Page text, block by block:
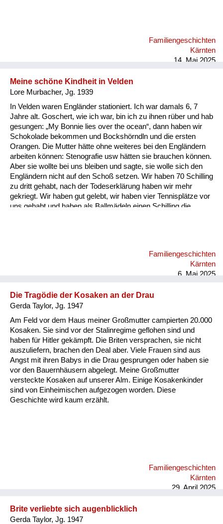
Familiengeschichten
Kärnten
14. Mai 2025
Meine schöne Kindheit in Velden
Lore Murbacher, Jg. 1939
In Velden waren Engländer stationiert. Ich war damals 6, 7
Jahre alt. Goschert, wie ich war, bin ich zu ihnen rüber und hab
gesungen: „My Bonnie lies over the ocean“, dann haben wir
Schokolade bekommen und Bockshörndln und die ersten
Orangen. Die Mutter hätte ohne weiteres bei den Engländern
arbeiten können: Stenografie usw hätten sie brauchen können.
Aber sie wollte bei uns bleiben und sagte, sie wolle sich den
Engländern nicht auf den Schoß setzen. Wir haben 70 Schilling
zu dritt gehabt, nach der Todeserklärung haben wir mehr
gekriegt. Wir haben gut gelebt, wir haben vier Tennisplätze vor
uns gehabt und haben als Ballmädeln einen Schilling die
ein freies Leben damals in Velden. An den Vater haben wir nur
Familiengeschichten
Kärnten
6. Mai 2025
Die Tragödie der Kosaken an der Drau
Gerda Taylor, Jg. 1947
Am Feld vor dem Haus meiner Großmutter campierten 20.000
Kosaken. Sie sind vor der Stalinregime geflohen sind und
haben für Hitler gekämpft. Die Briten versprachen, sie nicht
auszuliefern, brachen den Deal aber. Viele Frauen sind aus
Angst mit ihren Babys in die Drau gesprungen oder haben sie
vor den Bauernhäusern abgelegt. Meine Großmutter
versteckte Kosaken auf unserer Alm. Einige Kosakenkinder
sind von Einheimischen aufgezogen worden. Diese
Geschichte wird kaum erzählt.
Familiengeschichten
Kärnten
29. April 2025
Brite verliebte sich augenblicklich
Gerda Taylor, Jg. 1947